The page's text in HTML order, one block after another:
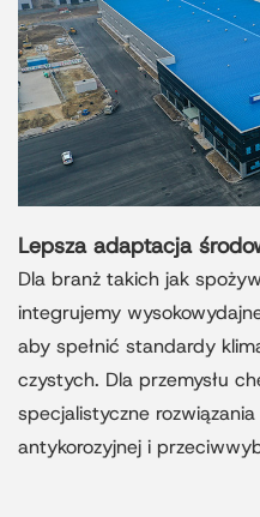
Lepsza adaptacja
Dla branż takich jak
integrujemy
aby spełnić standardy
czystych. Dla przemysłu
specjalistyczne
antykorozyjnej i